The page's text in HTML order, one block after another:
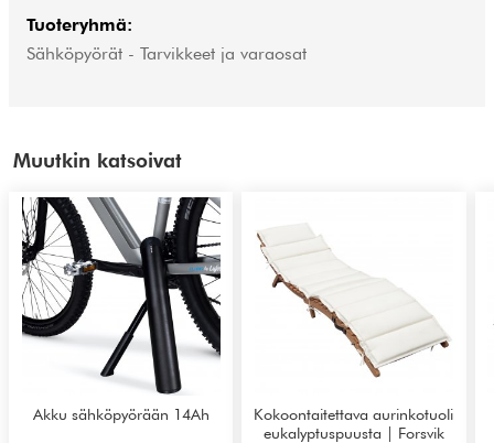
Tuoteryhmä:
Sähköpyörät - Tarvikkeet ja varaosat
Muutkin katsoivat
Akku sähköpyörään 14Ah
Kokoontaitettava aurinkotuoli
eukalyptuspuusta | Forsvik